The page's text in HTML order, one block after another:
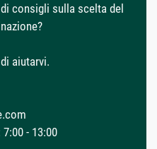
consigli sulla scelta del
aiutarvi.
- 13:00